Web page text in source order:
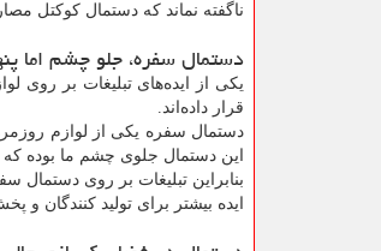
ناگفته نماند که دستمال کوکتل
دستمال سفره، جلو چشم اما
یکی از ایده‌های تبلیغات بر روی
قرار داده‌اند.
دستمال سفره یکی از لوازم
این دستمال جلوی چشم ما بوده
بنابراین تبلیغات بر روی دستمال
ایده بیشتر برای تولید کنندگان